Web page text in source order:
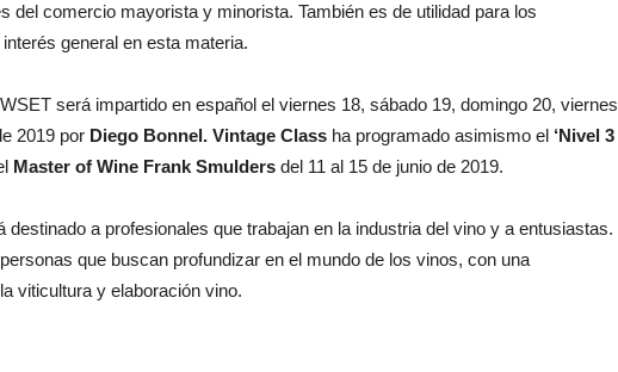
del comercio mayorista y minorista. También es de utilidad para los
general en esta materia.
será impartido en español el viernes 18, sábado 19, domingo 20, viernes
2019 por Diego Bonnel. Vintage Class ha programado asimismo el ‘Nivel 3
Master of Wine Frank Smulders del 11 al 15 de junio de 2019.
destinado a profesionales que trabajan en la industria del vino y a entusiastas.
que buscan profundizar en el mundo de los vinos, con una
viticultura y elaboración vino.